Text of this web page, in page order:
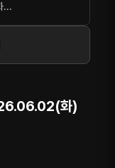
...
화)